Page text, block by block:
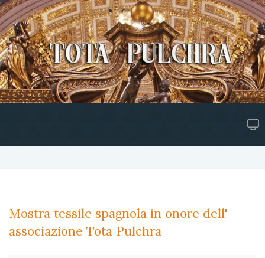
Mostra tessile spagnola in onore dell'
associazione Tota Pulchra